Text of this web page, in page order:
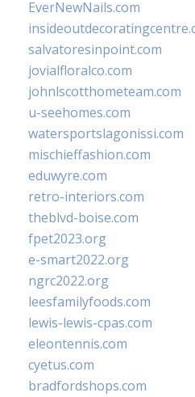
EverNewNails.com
salvatoresinpoint.com
jovialfloralco.com
johnlscotthometeam.com
u-seehomes.com
watersportslagonissi.com
mischieffashion.com
eduwyre.com
retro-interiors.com
theblvd-boise.com
fpet2023.org
e-smart2022.org
ngrc2022.org
leesfamilyfoods.com
lewis-lewis-cpas.com
eleontennis.com
cyetus.com
bradfordshops.com